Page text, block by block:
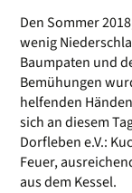
Den Sommer
wenig
Baumpaten und
Bemühungen
helfenden
sich an diesem
Dorfleben e.V.:
Feuer,
aus dem Kessel.